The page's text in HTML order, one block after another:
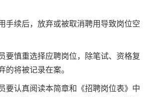
手续后，放弃或被取消聘用导致岗位空
要慎重选择应聘岗位，除笔试、资格复
的将被记录在案。
要认真阅读本简章和《招聘岗位表》中